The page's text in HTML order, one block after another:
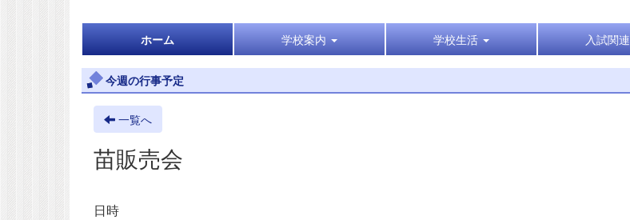
ホーム 学校案内 学校生活 入試関連
今週の行事予定
一覧へ
苗販売会
日時